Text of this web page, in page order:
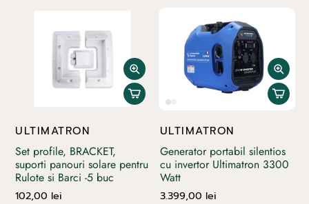
ULTIMATRON
Set profile, BRACKET,
suporti panouri solare pentru
Rulote si Barci -5 buc
102,00 lei
ULTIMATRON
Generator portabil silentios
cu invertor Ultimatron 3300
Watt
3.399,00 lei